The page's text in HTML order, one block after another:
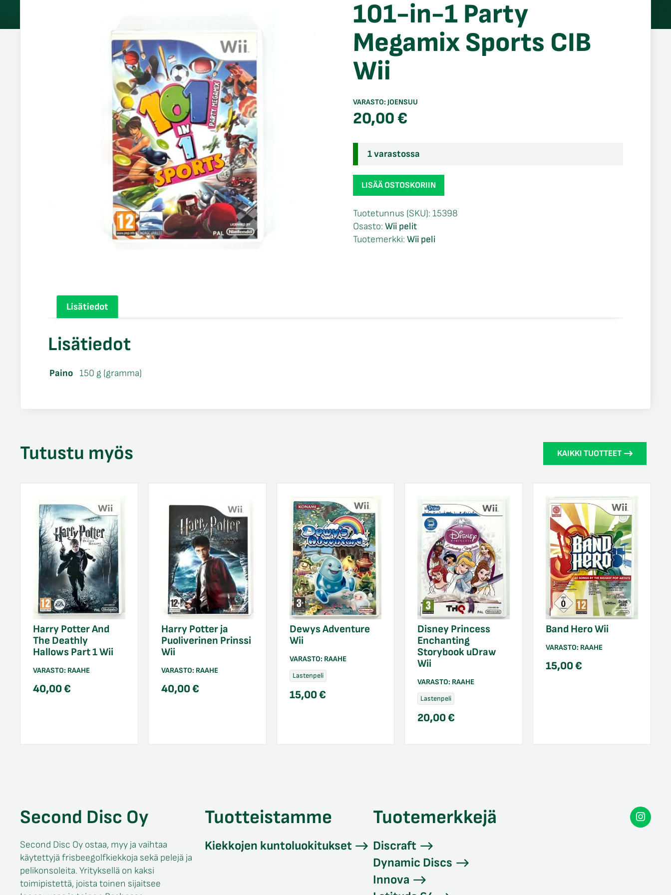
101-in-1 Party
Megamix Sports CIB
Wii
VARASTO: JOENSUU
20,00€
1 varastossa
101-
in-
Party
Megamix
Sports
LISÄÄ OSTOSKORIIN
Tuotetunnus (SKU): 15398
Osasto: Wii pelit
Tuotemerkki: Wii peli
Lisätiedot
Lisätiedot
Paino 150 g (gramma)
Tutustu myös KAIKKI TUOTTEET
Harry Potter And
The Deathly
Hallows Part 1 Wii
VARASTO: RAAHE
40,00€
Harry Potter ja
Puoliverinen Prinssi
Wii
VARASTO: RAAHE
40,00€
Dewys Adventure
Wii
VARASTO: RAAHE
Lastenpeli
15,00€
Disney Princess
Enchanting
Storybook uDraw
Wii
VARASTO: RAAHE
Lastenpeli
20,00€
Band Hero Wii
VARASTO: RAAHE
15,00€
Second Disc Oy
Second Disc Oy ostaa, myy ja vaihtaa
käytettyjä frisbeegolfkiekkoja sekä pelejä ja
pelikonsoleita. Yrityksellä on kaksi
toimipistettä, joista toinen sijaitsee
Tuotteistamme
Kiekkojen kuntoluokitukset
Tuotemerkkejä
Discraft
Dynamic Discs
Innova